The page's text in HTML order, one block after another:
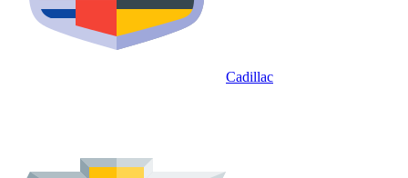
Cadillac